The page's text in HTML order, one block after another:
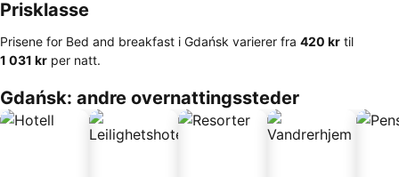
Prisklasse
Prisene for Bed and breakfast i Gdańsk varierer fra ‎420 kr til
‎1 031 kr per natt.
Gdańsk: andre overnattingssteder